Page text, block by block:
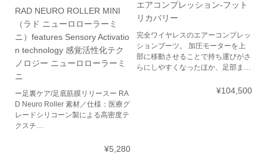
RAD NEURO ROLLER MINI
（ラド ニューロローラーミ
ニ）features Sensory Activatio
n technology 感覚活性化テク
ノロジー ニューロローラーミ
ニ
ー足裏ケア/足底筋膜リリースー RA
D Neuro Roller 素材／仕様：医療グ
レードシリコーン製による高密度テ
クスチ…
¥5,280
エアコンプレッション-フット
リカバリー
完全ワイヤレスのエアーコンプレッ
ションブーツ。 加圧モーターを上
部に移動させることで持ち運びがさ
らにしやすくなったほか、足部ま…
¥104,500